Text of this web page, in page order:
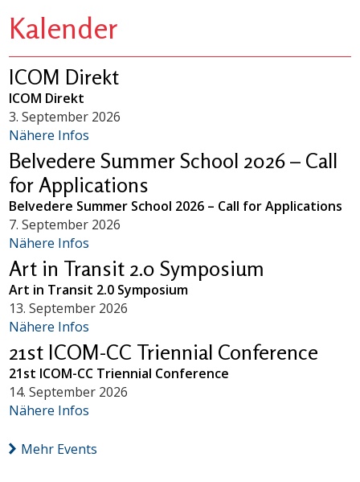
Kalender
ICOM Direkt
ICOM Direkt
3. September 2026
Nähere Infos
Belvedere Summer School 2026 – Call
for Applications
Belvedere Summer School 2026 – Call for Applications
7. September 2026
Nähere Infos
Art in Transit 2.0 Symposium
Art in Transit 2.0 Symposium
13. September 2026
Nähere Infos
21st ICOM-CC Triennial Conference
21st ICOM-CC Triennial Conference
14. September 2026
Nähere Infos
Mehr Events